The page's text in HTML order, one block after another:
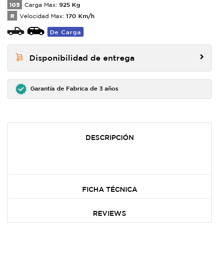
105 Carga Max: 925 Kg
R Velocidad Max: 170 Km/h
De Carga
Disponibilidad de entrega
Garantía de Fabrica de 3 años
DESCRIPCIÓN
FICHA TÉCNICA
REVIEWS